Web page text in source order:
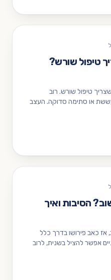
טיפול שורש?
טיפול שורש. רוב
או סתימה סדוקה. העצב
הסיבות ואיך
אז כאב פירושו בדרך כלל
אפשר להציל בשנית, לרוב